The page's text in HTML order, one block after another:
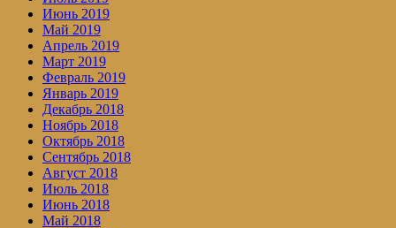
Июнь 2019
Май 2019
Апрель 2019
Март 2019
Февраль 2019
Январь 2019
Декабрь 2018
Ноябрь 2018
Октябрь 2018
Сентябрь 2018
Август 2018
Июль 2018
Июнь 2018
Май 2018